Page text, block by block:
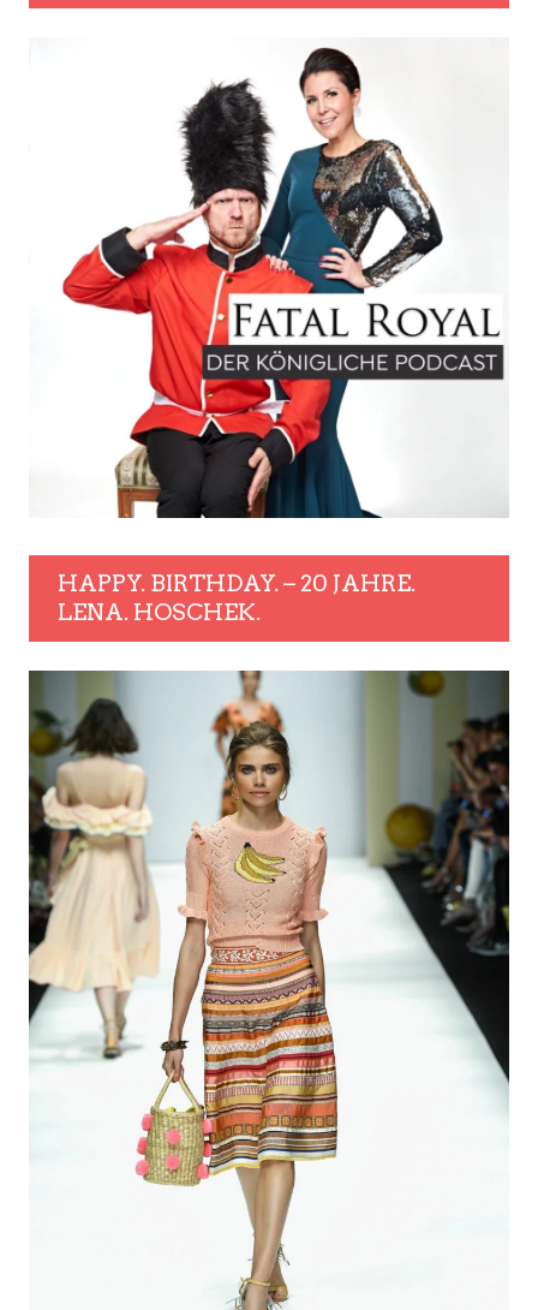
HAPPY. BIRTHDAY. – 20 JAHRE.
LENA. HOSCHEK.